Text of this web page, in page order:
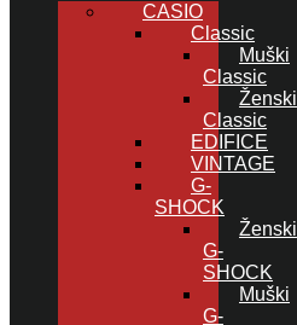
CASIO
Classic
Muški
Classic
Ženski
Classic
EDIFICE
VINTAGE
G-
SHOCK
Ženski
G-
SHOCK
Muški
G-